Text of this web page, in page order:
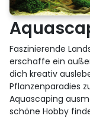
Faszinierende
erschaffe ein
dich kreativ
Pflanzenparadies
Aquascaping
schöne Hobby